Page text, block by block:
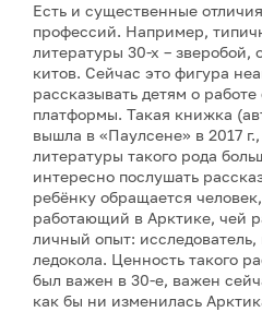
Есть и существенные
профессий. Например,
литературы 30-х – зверобой,
китов. Сейчас это фигура
рассказывать детям о
платформы. Такая книжка
вышла в «Паулсене» в 2017
литературы такого рода
интересно послушать
ребёнку обращается
работающий в Арктике, чей
личный опыт: исследователь,
ледокола. Ценность такого
был важен в 30-е, важен
как бы ни изменилась